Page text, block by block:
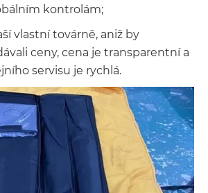
kontrolám;
vlastní továrně, aniž by
ceny, cena je transparentní a
servisu je rychlá.